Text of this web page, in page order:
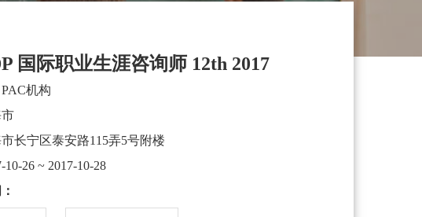
国际职业生涯咨询师 12th 2017
PAC机构
市
市长宁区泰安路115弄5号附楼
10-26 ~ 2017-10-28